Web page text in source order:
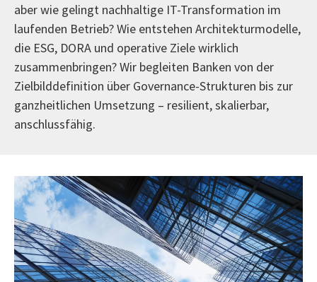
aber wie gelingt nachhaltige IT-Transformation im
laufenden Betrieb? Wie entstehen Architekturmodelle,
die ESG, DORA und operative Ziele wirklich
zusammenbringen? Wir begleiten Banken von der
Zielbilddefinition über Governance-Strukturen bis zur
ganzheitlichen Umsetzung – resilient, skalierbar,
anschlussfähig.